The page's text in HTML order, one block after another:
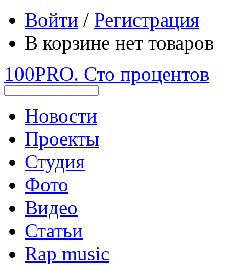
Войти / Регистрация
В корзине нет товаров
100PRO. Сто процентов
Новости
Проекты
Студия
Фото
Видео
Статьи
Rap music